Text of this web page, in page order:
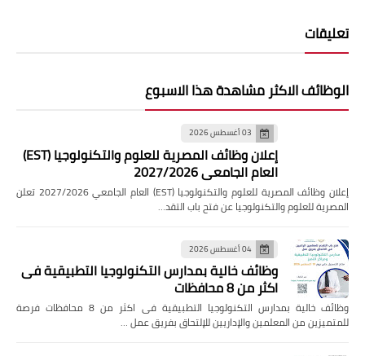
تعليقات
الوظائف الاكثر مشاهدة هذا الاسبوع
03 أغسطس 2026
إعلان وظائف المصرية للعلوم والتكنولوجيا (EST)
العام الجامعي 2027/2026
إعلان وظائف المصرية للعلوم والتكنولوجيا (EST) العام الجامعي 2027/2026 تعلن
المصرية للعلوم والتكنولوجيا عن فتح باب التقد…
04 أغسطس 2026
وظائف خالية بمدارس التكنولوجيا التطبيقية فى
اكثر من 8 محافظات
وظائف خالية بمدارس التكنولوجيا التطبيقية فى اكثر من 8 محافظات فرصة
للمتميزين من المعلمين والإداريين للإلتحاق بفريق عمل …